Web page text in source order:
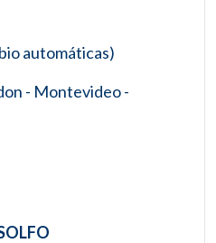
automáticas)
- Montevideo -